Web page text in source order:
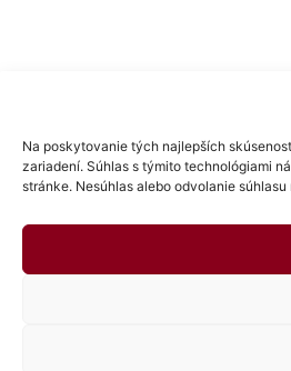
Na poskytovanie tých najlepších
zariadení. Súhlas s týmito technológiami
stránke. Nesúhlas alebo odvolanie